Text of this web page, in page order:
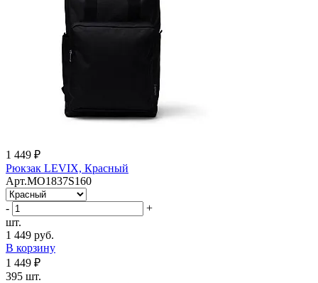
1 449 ₽
Рюкзак LEVIX, Красный
Арт.MO1837S160
-
+
шт.
1 449 руб.
В корзину
1 449 ₽
395 шт.